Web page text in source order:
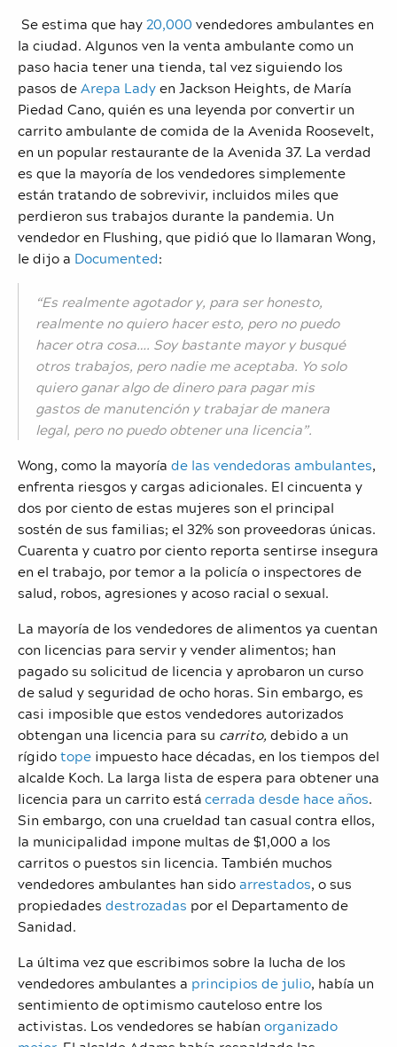
Se estima que hay20,000 vendedores ambulantes en
la ciudad. Algunos ven la venta ambulante como un
paso hacia tener una tienda, tal vez siguiendo los
pasos deArepa Ladyen Jackson Heights, de María
Piedad Cano, quién es una leyenda por convertir un
carrito ambulante de comida de la Avenida Roosevelt,
en un popular restaurante de la Avenida 37. La verdad
es que la mayoría de los vendedores simplemente
están tratando de sobrevivir, incluidos miles que
perdieron sus trabajos durante la pandemia. Un
vendedor en Flushing, que pidió que lo llamaran Wong,
le dijo a Documented:
“Es realmente agotador y, para ser honesto,
realmente no quiero hacer esto, pero no puedo
hacer otra cosa…. Soy bastante mayor y busqué
otros trabajos, pero nadie me aceptaba. Yo solo
quiero ganar algo de dinero para pagar mis
gastos de manutención y trabajar de manera
legal, pero no puedo obtener una licencia”.
Wong, como la mayoría de las vendedoras ambulantes,
enfrenta riesgos y cargas adicionales. El cincuenta y
dos por ciento de estas mujeres son el principal
sostén de sus familias; el 32% son proveedoras únicas.
Cuarenta y cuatro por ciento reporta sentirse insegura
en el trabajo, por temor a la policía o inspectores de
salud, robos, agresiones y acoso racial o sexual.
La mayoría de los vendedores de alimentos ya cuentan
con licencias para servir y vender alimentos; han
pagado su solicitud de licencia y aprobaron un curso
de salud y seguridad de ocho horas. Sin embargo, es
casi imposible que estos vendedores autorizados
obtengan una licencia para su carrito, debido a un
rígidotope impuesto hace décadas, en los tiempos del
alcalde Koch. La larga lista de espera para obtener una
licencia para un carrito estácerrada desde hace años.
Sin embargo, con una crueldad tan casual contra ellos,
la municipalidad impone multas de $1,000 a los
carritos o puestos sin licencia. También muchos
vendedores ambulantes han sidoarrestados, o sus
propiedades destrozadas por el Departamento de
Sanidad.
La última vez que escribimos sobre la lucha de los
vendedores ambulantes a principios de julio, había un
sentimiento de optimismo cauteloso entre los
activistas. Los vendedores se habían organizado